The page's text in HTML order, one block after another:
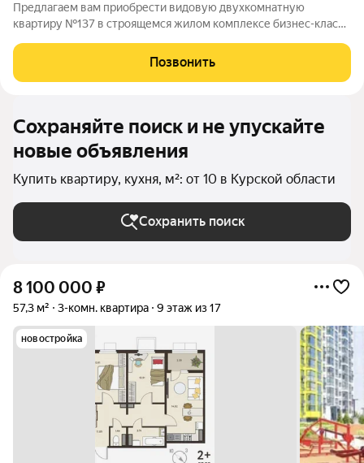
Предлагаем вам приобрести видовую двухкомнатную
квартиру №137 в строящемся жилом комплексе бизнес-класса
Павлуновского, д. 3. Жилой комплекс "НОВАЯ ВЫСОТА" - это
уютный уголок для жизни в самом
Позвонить
Сохраняйте поиск и не упускайте
новые объявления
Купить квартиру, кухня, м²: от 10 в Курской области
Сохранить поиск
8 100 000 ₽
57,3 м² 3-комн. квартира 9 этаж из 17
новостройка